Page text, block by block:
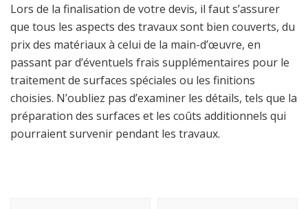
Lors de la finalisation de votre devis, il faut s’assurer
que tous les aspects des travaux sont bien couverts, du
prix des matériaux à celui de la main-d’œuvre, en
passant par d’éventuels frais supplémentaires pour le
traitement de surfaces spéciales ou les finitions
choisies. N’oubliez pas d’examiner les détails, tels que la
préparation des surfaces et les coûts additionnels qui
pourraient survenir pendant les travaux.